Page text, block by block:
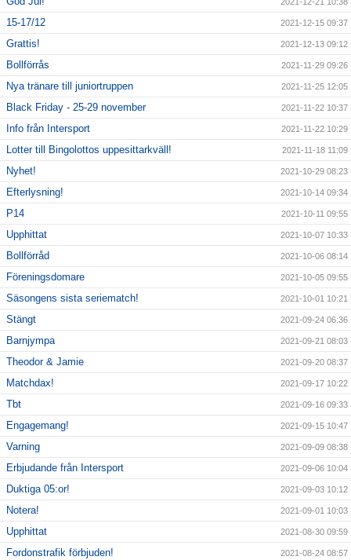
2021-12-21 10:38
15-17/12 2021-12-15 09:37
Grattis! 2021-12-13 09:12
Bollförrås 2021-11-29 09:26
Nya tränare till juniortruppen 2021-11-25 12:05
Black Friday - 25-29 november 2021-11-22 10:37
Info från Intersport 2021-11-22 10:29
Lotter till Bingolottos uppesittarkväll! 2021-11-18 11:09
Nyhet! 2021-10-29 08:23
Efterlysning! 2021-10-14 09:34
P14 2021-10-11 09:55
Upphittat 2021-10-07 10:33
Bollförråd 2021-10-06 08:14
Föreningsdomare 2021-10-05 09:55
Säsongens sista seriematch! 2021-10-01 10:21
Stängt 2021-09-24 06:36
Barnjympa 2021-09-21 08:03
Theodor & Jamie 2021-09-20 08:37
Matchdax! 2021-09-17 10:22
Tbt 2021-09-16 09:33
Engagemang! 2021-09-15 10:47
Varning 2021-09-09 08:38
Erbjudande från Intersport 2021-09-06 10:04
Duktiga 05:or! 2021-09-03 10:12
Notera! 2021-09-01 10:03
Upphittat 2021-08-30 09:59
Fordonstrafik förbjuden! 2021-08-24 08:57